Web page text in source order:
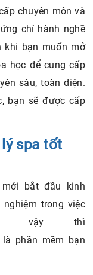
chuyên môn và
chỉ hành nghề
khi bạn muốn mở
học để cung cấp
sâu, toàn diện.
bạn sẽ được cấp
spa tốt
bắt đầu kinh
trong việc
vậy thì
là phần mềm bạn